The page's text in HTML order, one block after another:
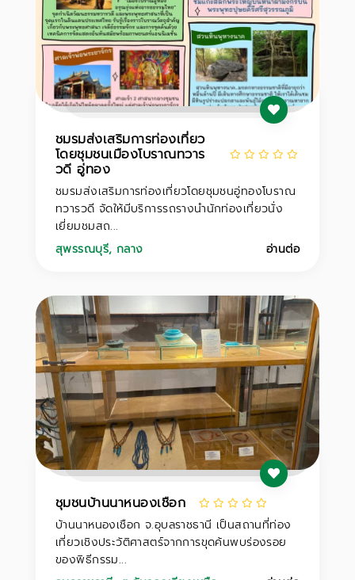
ชมรมส่งเสริมการท่องเที่ยว
โดยชุมชนเมืองโบราณทวาร
วดี อู่ทอง
ชมรมส่งเสริมการท่องเที่ยวโดยชุมชนอู่ทองโบราณ
ทวารวดี จัดให้มีบริการรถรางนำนักท่องเที่ยวนั่ง
เยี่ยมชมสถ...
สุพรรณบุรี, กลาง อ่านต่อ
ชุมชนบ้านนาหนองเชือก
บ้านนาหนองเชือก จ.อุบลราชธานี เป็นสถานที่ท่อง
เที่ยวเชิงประวัติศาสตร์จากการขุดค้นพบร่องรอย
ของพิธีกรรม...